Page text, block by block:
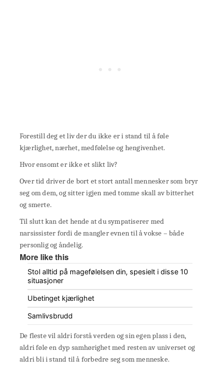
Forestill deg et liv der du ikke er i stand til å føle
kjærlighet, nærhet, medfølelse og hengivenhet.
Hvor ensomt er ikke et slikt liv?
Over tid driver de bort et stort antall mennesker som bryr
seg om dem, og sitter igjen med tomme skall av bitterhet
og smerte.
Til slutt kan det hende at du sympatiserer med
narsissister fordi de mangler evnen til å vokse – både
personlig og åndelig.
More like this
Stol alltid på magefølelsen din, spesielt i disse 10
situasjoner
Ubetinget kjærlighet
Samlivsbrudd
De fleste vil aldri forstå verden og sin egen plass i den,
aldri føle en dyp samhørighet med resten av universet og
aldri bli i stand til å forbedre seg som menneske.